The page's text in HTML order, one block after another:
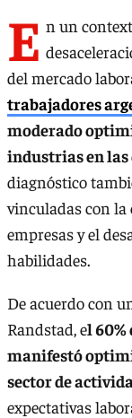
E n un
del mercado
trabajadores
moderado
industrias en las
diagnóstico
vinculadas con la
empresas y el
habilidades.
De acuerdo con
Randstad, el 60%
manifestó
sector de
expectativas